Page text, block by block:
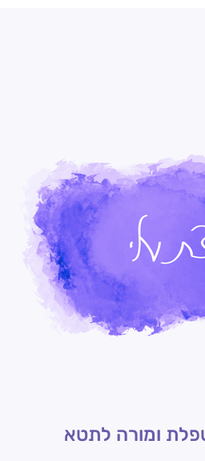
ומורה לתטא